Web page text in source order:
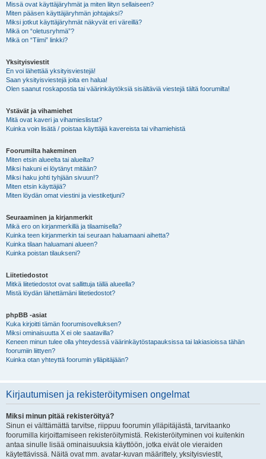
Missä ovat käyttäjäryhmät ja miten liityn sellaiseen?
Miten pääsen käyttäjäryhmän johtajaksi?
Miksi jotkut käyttäjäryhmät näkyvät eri väreillä?
Mikä on “oletusryhmä”?
Mikä on “Tiimi” linkki?
Yksityisviestit
En voi lähettää yksityisviestejä!
Saan yksityisviestejä joita en halua!
Olen saanut roskapostia tai väärinkäytöksiä sisältäviä viestejä tältä foorumilta!
Ystävät ja vihamiehet
Mitä ovat kaveri ja vihamieslistat?
Kuinka voin lisätä / poistaa käyttäjiä kavereista tai vihamiehistä
Foorumilta hakeminen
Miten etsin alueelta tai alueilta?
Miksi hakuni ei löytänyt mitään?
Miksi haku johti tyhjään sivuun!?
Miten etsin käyttäjiä?
Miten löydän omat viestini ja viestiketjuni?
Seuraaminen ja kirjanmerkit
Mikä ero on kirjanmerkillä ja tilaamisella?
Kuinka teen kirjanmerkin tai seuraan haluamaani aihetta?
Kuinka tilaan haluamani alueen?
Kuinka poistan tilaukseni?
Liitetiedostot
Mitkä liitetiedostot ovat sallittuja tällä alueella?
Mistä löydän lähettämäni liitetiedostot?
phpBB -asiat
Kuka kirjoitti tämän foorumisovelluksen?
Miksi ominaisuutta X ei ole saatavilla?
Keneen minun tulee olla yhteydessä väärinkäytöstapauksissa tai lakiasioissa tähän
foorumiin liittyen?
Kuinka otan yhteyttä foorumin ylläpitäjään?
Kirjautumisen ja rekisteröitymisen ongelmat
Miksi minun pitää rekisteröityä?
Sinun ei välttämättä tarvitse, riippuu foorumin ylläpitäjästä, tarvitaanko
foorumilla kirjoittamiseen rekisteröitymistä. Rekisteröityminen voi kuitenkin
antaa sinulle lisää ominaisuuksia käyttöön, jotka eivät ole vieraiden
käytettävissä. Näitä ovat mm. avatar-kuvan määrittely, yksityisviestit,